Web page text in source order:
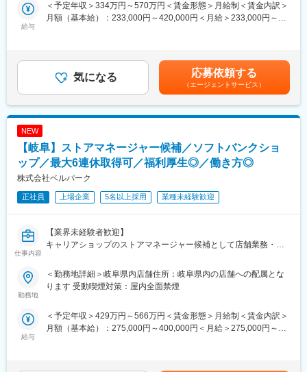
ご契約先に設置された防犯センサーが異常を検知した際や、火災
信号、救急信号を受信した際に、コントロールセンターの指示で
被害の拡大防止や未然の防止が目的のため危険を冒すことはござ
いません。
■業務詳細
・駆け付け対処：個人宅やATM、交通事故現場へ駆けつけての一
・保守点検：センサーや電池の交換。
・その他：緊急対処、巡回、警備強化の提案等
■セコムで働く魅力
★評価制度※平均年収621万
資格級や年齢により毎年昇給のチャンスがあります。自身の頑張
★プライベートと両立
年間を通して自由な時期に取得できる柔軟な休暇制度「フレック
イフスタイルに合わせた幅広い働き方と長期就業が可能です。
★キャリアステップ
を歩むことが可能です。
※社員の声：
給与
＜予定年収＞334万円～570万円＜賃金形態＞月給制＜賃金内訳＞
月額（基本給）：233,000円～420,000円＜月給＞233,000円～
気になる 応募依頼する
（エージェントサービス）
NEW
【岐阜】ストアマネージャー候補／ソフトバンクショ
ップ／最大6連休取得可／福利厚生◎／働き方◎
株式会社ベルパーク
正社員 上場企業 5名以上採用 業種未経験歓迎
仕事内容
【業界未経験者歓迎】
キャリアショップのストアマネージャー候補として店舗業務・マ
■職務内容：
ソフトバンクショップのストアマネージャー候補として、雇入れ
験。接客業務／カウンター業務／店舗業務などの業務をお任せ
し、業務に慣れていただきます。入社半年～１年半を目処に経験
勤務地
＜勤務地詳細＞岐阜県内店舗住所：岐阜県内の店舗への配属とな
ります 受動喫煙対策：屋内全面禁煙
給与
＜予定年収＞429万円～566万円＜賃金形態＞月給制＜賃金内訳＞
月額（基本給）：275,000円～400,000円＜月給＞275,000円～